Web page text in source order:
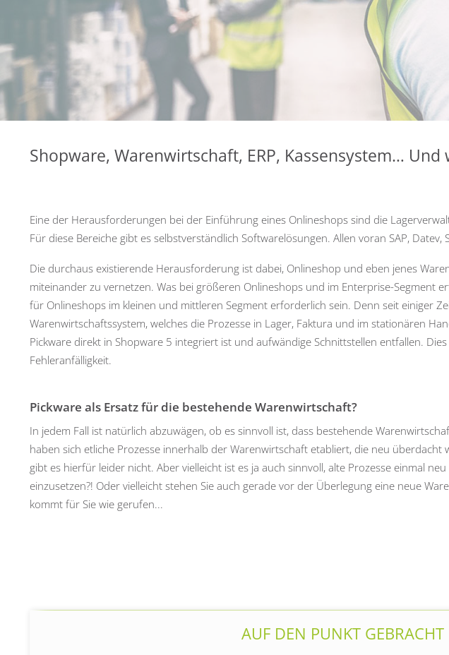
Shopware, Warenwirtschaft, ERP, Kassensystem… Und
Eine der Herausforderungen bei der Einführung eines Onlineshops sind die
Für diese Bereiche gibt es selbstverständlich Softwarelösungen. Allen voran SAP, Datev,
Die durchaus existierende Herausforderung ist dabei, Onlineshop und eben jenes
miteinander zu vernetzen. Was bei größeren Onlineshops und im Enterprise-Segment
für Onlineshops im kleinen und mittleren Segment erforderlich sein. Denn seit einiger
Warenwirtschaftssystem, welches die Prozesse in Lager, Faktura und im stationären
Pickware direkt in Shopware 5 integriert ist und aufwändige Schnittstellen entfallen.
Fehleranfälligkeit.
Pickware als Ersatz für die bestehende Warenwirtschaft?
In jedem Fall ist natürlich abzuwägen, ob es sinnvoll ist, dass bestehende
haben sich etliche Prozesse innerhalb der Warenwirtschaft etabliert, die neu überdacht
gibt es hierfür leider nicht. Aber vielleicht ist es ja auch sinnvoll, alte Prozesse einmal
einzusetzen?! Oder vielleicht stehen Sie auch gerade vor der Überlegung eine neue
kommt für Sie wie gerufen...
AUF DEN PUNKT GEBRACHT